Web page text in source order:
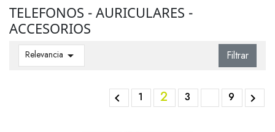
TELEFONOS - AURICULARES -
ACCESORIOS
Relevancia  Filtrar
 1 2 3 9 